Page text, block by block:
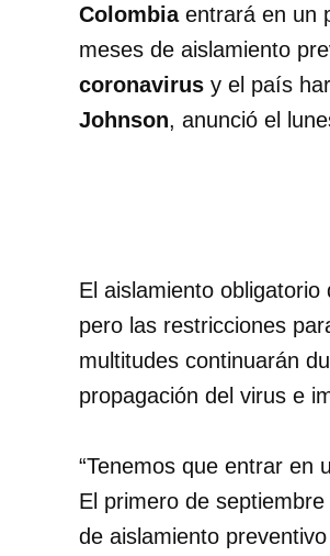
Colombiaentrará en un
meses de aislamiento
coronavirus y el país
Johnson, anunció el
El aislamiento
pero las restricciones
multitudes continuarán
propagación del virus e
“Tenemos que entrar en
El primero de
de aislamiento